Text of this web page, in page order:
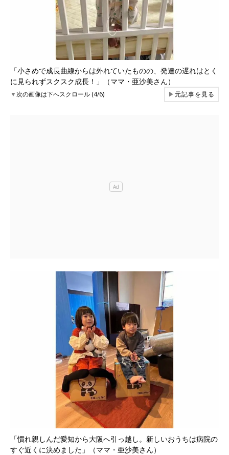
「小さめで成長曲線からは外れていたものの、発達の遅れはとく
に見られずスクスク成長！」（ママ・亜沙美さん）
▼次の画像は下へスクロール (4/6) ▶元記事を見る
「慣れ親しんだ愛知から大阪へ引っ越し。新しいおうちは病院の
すぐ近くに決めました」（ママ・亜沙美さん）